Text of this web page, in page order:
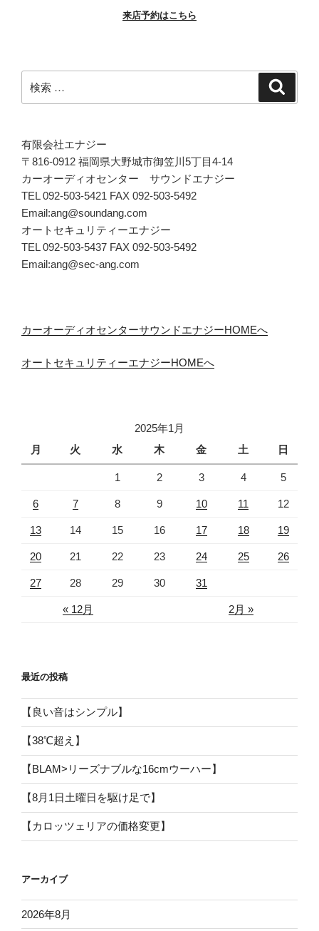
来店予約はこちら
索:
有限会社エナジー
〒816-0912 福岡県大野城市御笠川5丁目4-14
カーオーディオセンター サウンドエナジー
TEL 092-503-5421 FAX 092-503-5492
Email:ang@soundang.com
オートセキュリティーエナジー
TEL 092-503-5437 FAX 092-503-5492
Email:ang@sec-ang.com
カーオーディオセンターサウンドエナジーHOMEへ
オートセキュリティーエナジーHOMEへ
2025年1月
月
火 水 木 金 土 日
« 12月 2月 »
1 2 3 4 5
6 7 8 9 10 11 12
13 14 15 16 17 18 19
20 21 22 23 24 25 26
27 28 29 30 31
最近の投稿
【良い音はシンプル】
【38℃超え】
【BLAM>リーズナブルな16cmウーハー】
【8月1日土曜日を駆け足で】
【カロッツェリアの価格変更】
アーカイブ
2026年8月